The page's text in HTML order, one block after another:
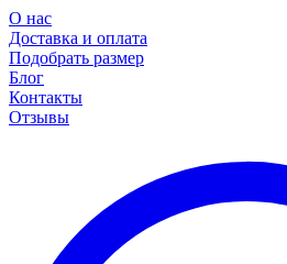
О нас
Доставка и оплата
Подобрать размер
Блог
Контакты
Отзывы